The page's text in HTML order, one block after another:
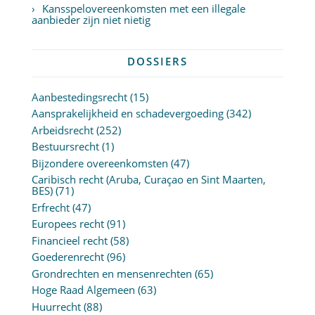
Kansspelovereenkomsten met een illegale
aanbieder zijn niet nietig
DOSSIERS
Aanbestedingsrecht(15)
Aansprakelijkheid en schadevergoeding(342)
Arbeidsrecht(252)
Bestuursrecht(1)
Bijzondere overeenkomsten (47)
Caribisch recht (Aruba, Curaçao en Sint Maarten,
BES)(71)
Erfrecht(47)
Europees recht(91)
Financieel recht(58)
Goederenrecht(96)
Grondrechten en mensenrechten (65)
Hoge Raad Algemeen (63)
Huurrecht(88)